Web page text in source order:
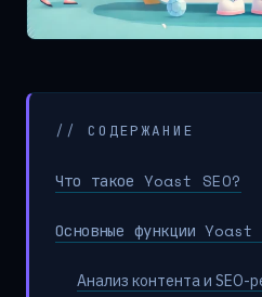
// СОДЕРЖАНИЕ
Что такое Yoast SEO?
Основные функции Yoast
Анализ контента и SEO-